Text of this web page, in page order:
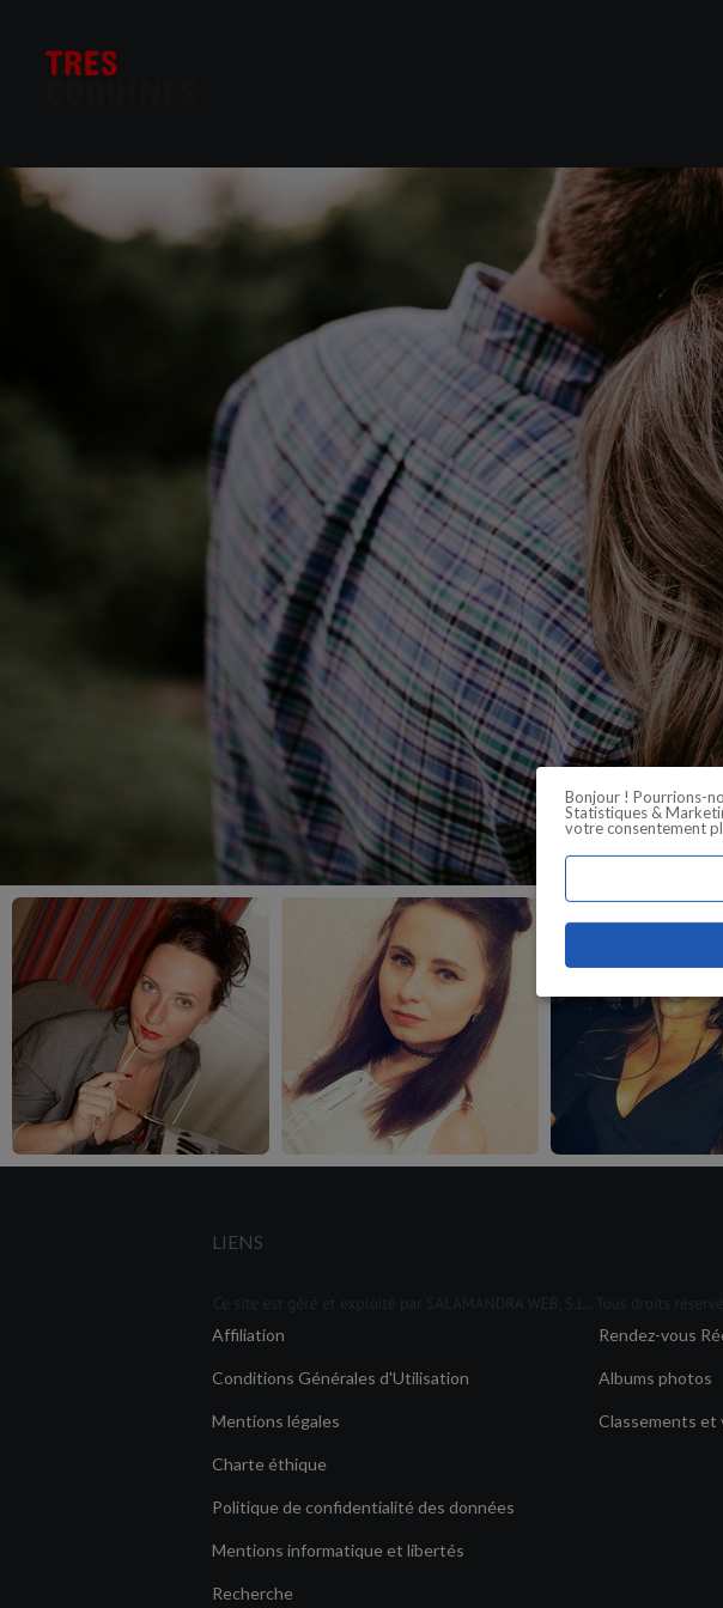
LIENS
Affiliation
Conditions Générales d'Utilisation
Mentions légales
Charte éthique
Politique de confidentialité des données
Mentions informatique et libertés
Recherche
Rendez-vous
Albums photos
Classements et
Bonjour ! Pourrions-
Statistiques &
votre consentement